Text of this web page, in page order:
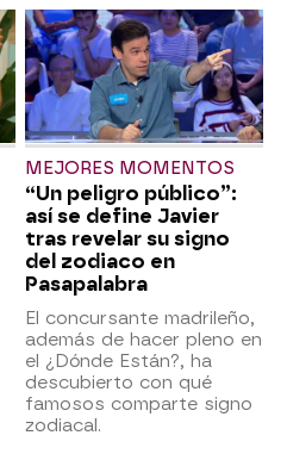
MEJORES MOMENTOS
“Un peligro público”:
así se define Javier
tras revelar su signo
del zodiaco en
Pasapalabra
El concursante madrileño,
además de hacer pleno en
el ¿Dónde Están?, ha
descubierto con qué
famosos comparte signo
zodiacal.